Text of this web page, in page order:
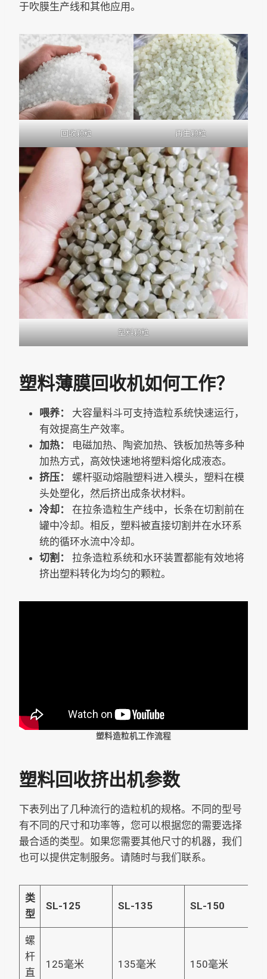
于吹膜生产线和其他应用。
回收颗粒 再生颗粒
塑料颗粒
塑料薄膜回收机如何工作？
喂养： 大容量料斗可支持造粒系统快速运行，
有效提高生产效率。
加热：
电磁加热、陶瓷加热、铁板加热等多种
加热方式，高效快速地将塑料熔化成液态。
挤压：
螺杆驱动熔融塑料进入模头，塑料在模
头处塑化，然后挤出成条状材料。
冷却： 在拉条造粒生产线中，长条在切割前在
罐中冷却。相反，塑料被直接切割并在水环系
统的循环水流中冷却。
切割：
拉条造粒系统和水环装置都能有效地将
挤出塑料转化为均匀的颗粒。
塑料造粒机工作流程
塑料回收挤出机参数
下表列出了几种流行的造粒机的规格。不同的型号
有不同的尺寸和功率等，您可以根据您的需要选择
最合适的类型。如果您需要其他尺寸的机器，我们
也可以提供定制服务。请随时与我们联系。
类
型
SL-125 SL-135 SL-150
螺
杆
直
125毫米 135毫米 150毫米